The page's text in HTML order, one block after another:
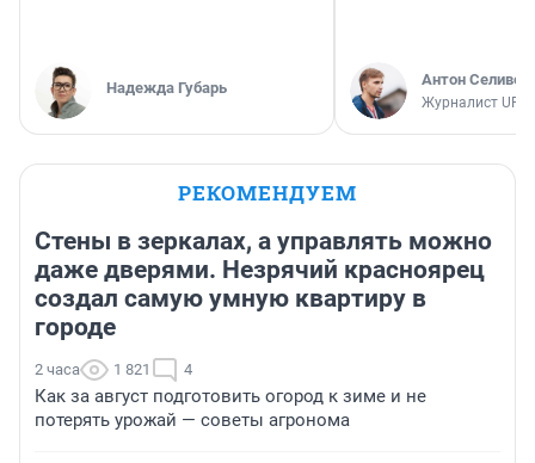
Надежда Губарь Антон
Журналист
РЕКОМЕНДУЕМ
Стены в зеркалах, а управлять можно
даже дверями. Незрячий красноярец
создал самую умную квартиру в
городе
2 часа 1 821 4
Как за август подготовить огород к зиме и не
потерять урожай — советы агронома